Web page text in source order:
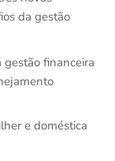
da gestão
gestão financeira
e doméstica